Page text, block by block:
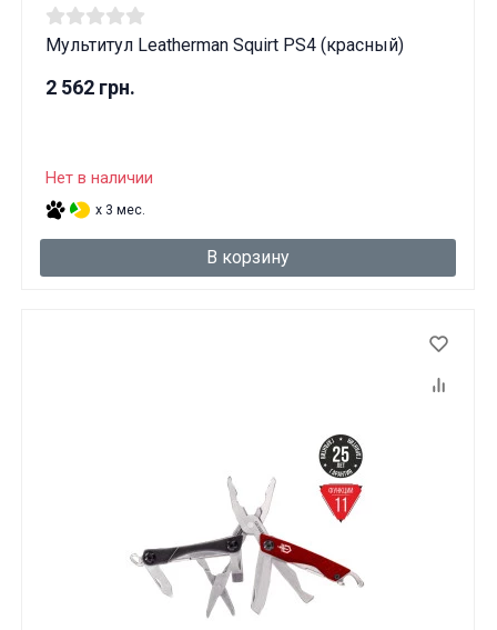
Мультитул Leatherman Squirt PS4 (красный)
2 562 грн.
Нет в наличии
x 3 мес.
В корзину
Вам исполнилось 18 лет?